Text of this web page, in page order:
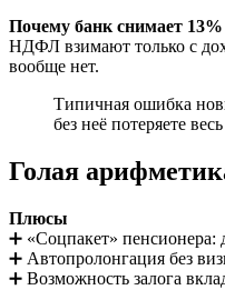
Почему банк снимает 13%
НДФЛ взимают только с
вообще нет.
Типичная ошибка
без неё потеряете
Голая
Плюсы
➕ «Соцпакет» пенсионера:
➕ Автопролонгация без
➕ Возможность залога